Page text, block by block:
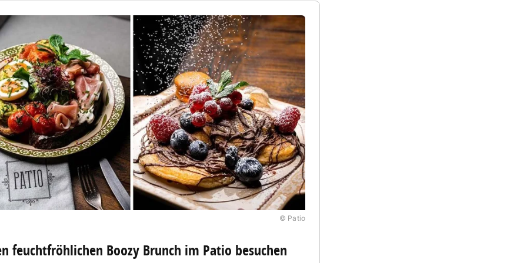
© Patio
feuchtfröhlichen Boozy Brunch im Patio besuchen